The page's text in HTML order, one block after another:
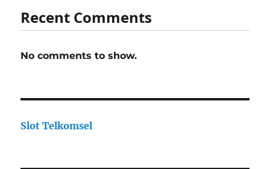
Recent Comments
No comments to show.
Slot Telkomsel